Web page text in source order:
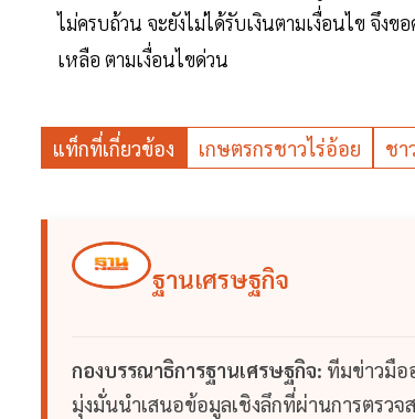
ไม่ครบถ้วน จะยังไม่ได้รับเงินตามเงื่อนไข จึง
เหลือ ตามเงื่อนไขด่วน
แท็กที่เกี่ยวข้อง เกษตรกรชาวไร่อ้อย ชา
ฐานเศรษฐกิจ
กองบรรณาธิการฐานเศรษฐกิจ: ทีมข่าวมือ
มุ่งมั่นนำเสนอข้อมูลเชิงลึกที่ผ่านการตรว